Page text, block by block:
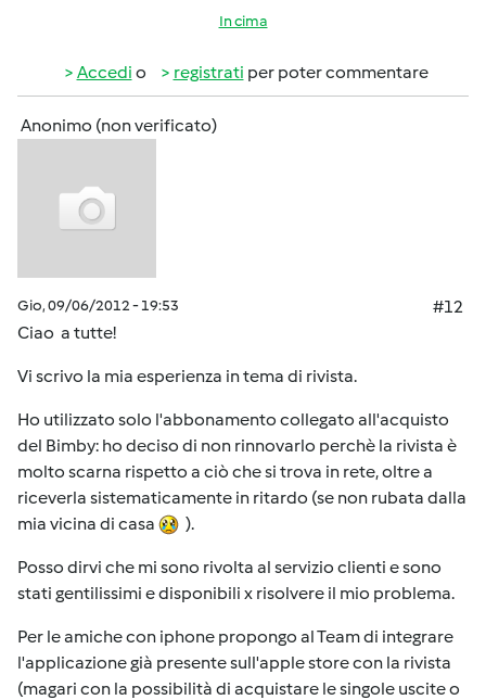
In cima
Accedi o registrati per poter commentare
Anonimo (non verificato)
Gio, 09/06/2012 - 19:53
#12
Ciao a tutte!
Vi scrivo la mia esperienza in tema di rivista.
Ho utilizzato solo l'abbonamento collegato all'acquisto
del Bimby: ho deciso di non rinnovarlo perchè la rivista è
molto scarna rispetto a ciò che si trova in rete, oltre a
riceverla sistematicamente in ritardo (se non rubata dalla
mia vicina di casa
).
Posso dirvi che mi sono rivolta al servizio clienti e sono
stati gentilissimi e disponibili x risolvere il mio problema.
Per le amiche con iphone propongo al Team di integrare
l'applicazione già presente sull'apple store con la rivista
(magari con la possibilità di acquistare le singole uscite o